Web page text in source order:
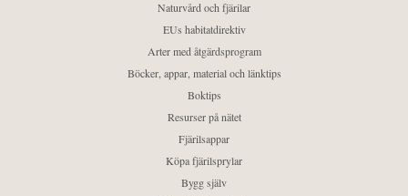
Naturvård och fjärilar
EUs habitatdirektiv
Arter med åtgärdsprogram
Böcker, appar, material och länktips
Boktips
Resurser på nätet
Fjärilsappar
Köpa fjärilsprylar
Bygg själv